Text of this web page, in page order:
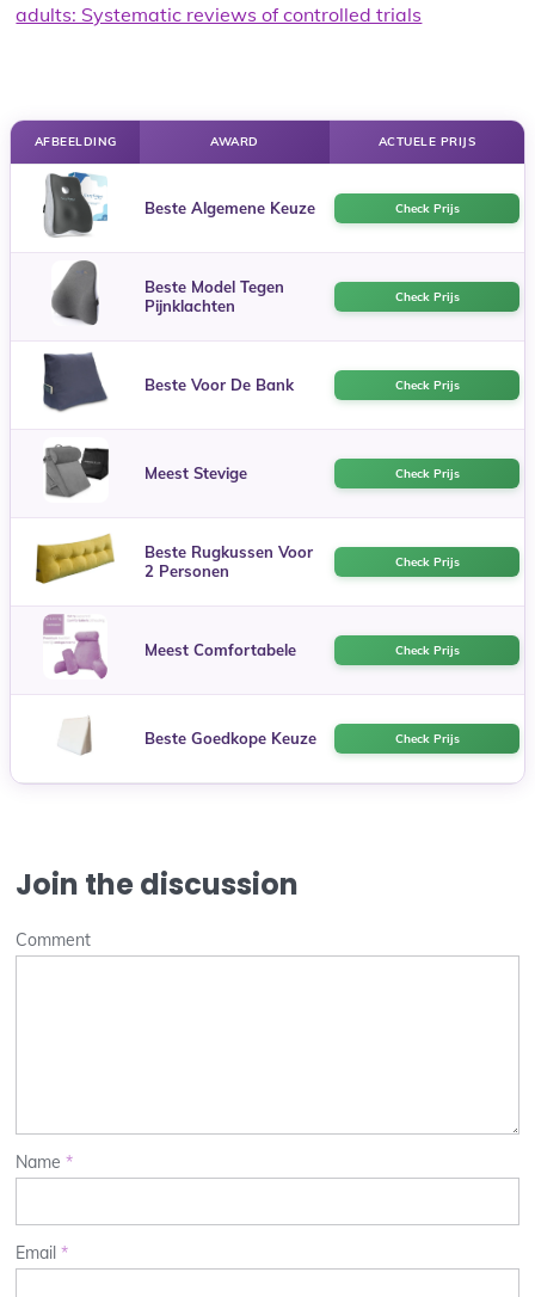
adults: Systematic reviews of controlled trials
AFBEELDING AWARD ACTUELE PRIJS
Beste Algemene Keuze Check Prijs
Beste Model Tegen
Pijnklachten
Check Prijs
Beste Voor De Bank Check Prijs
Meest Stevige Check Prijs
Beste Rugkussen Voor
2 Personen
Check Prijs
Meest Comfortabele Check Prijs
Beste Goedkope Keuze Check Prijs
Join the discussion
Comment
Name*
Email*